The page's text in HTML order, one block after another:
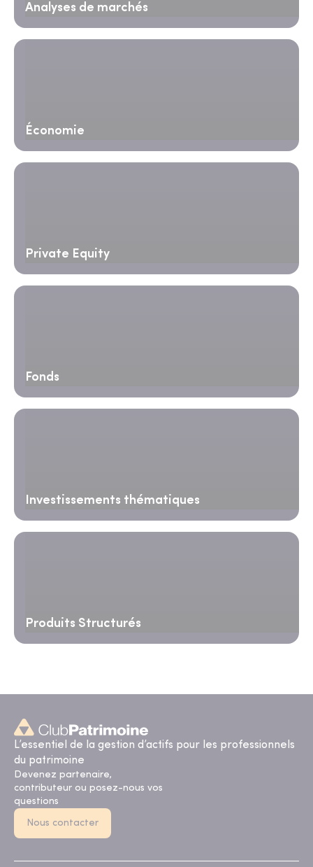
Analyses de marchés
Économie
Private Equity
Fonds
Investissements thématiques
Produits Structurés
L’essentiel de la gestion d’actifs pour les professionnels
du patrimoine
Devenez partenaire,
contributeur ou posez-nous vos
questions
Nous contacter